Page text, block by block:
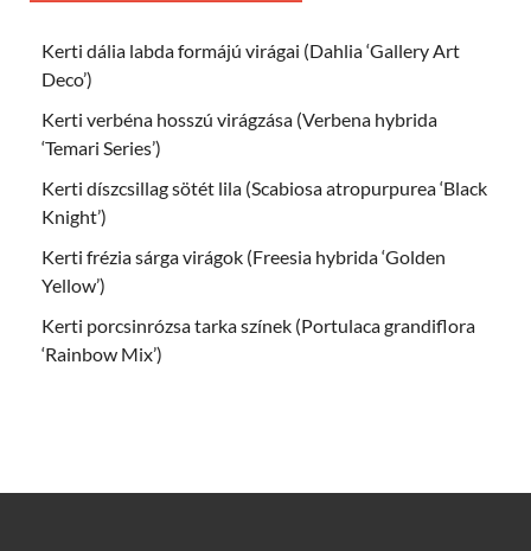
Kerti dália labda formájú virágai (Dahlia ‘Gallery Art
Deco’)
Kerti verbéna hosszú virágzása (Verbena hybrida
‘Temari Series’)
Kerti díszcsillag sötét lila (Scabiosa atropurpurea ‘Black
Knight’)
Kerti frézia sárga virágok (Freesia hybrida ‘Golden
Yellow’)
Kerti porcsinrózsa tarka színek (Portulaca grandiflora
‘Rainbow Mix’)